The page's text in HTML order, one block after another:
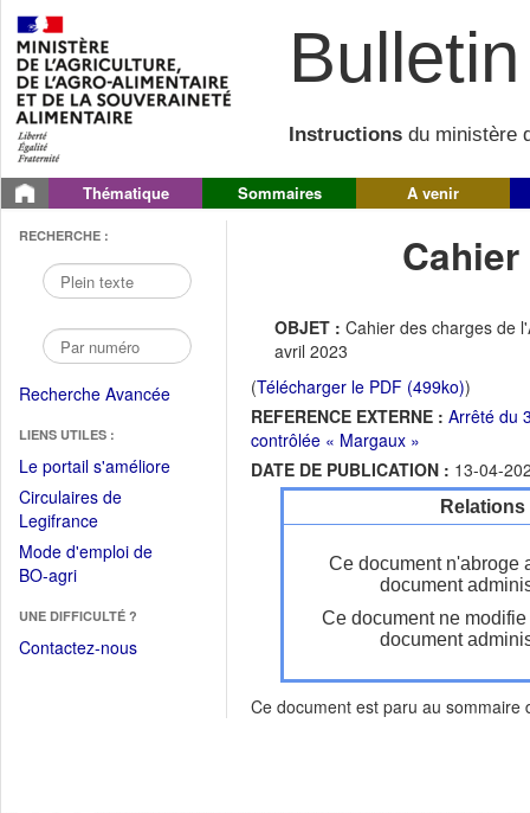
Instructions du ministère
Thématique Sommaires A venir
RECHERCHE :
Recherche Avancée
LIENS UTILES :
Le portail s'améliore(Fichier
Circulaires de
Legifrance(Ouvrir
dans
une
fenêtre)
Mode d'emploi de
BO-agri(Ouvrir
une
nouvelle
UNE DIFFICULTÉ ?
Contactez-nous
OBJET : Cahier des charges de
avril 2023
(Télécharger le PDF (499ko))
REFERENCE EXTERNE : Arrêté du
contrôlée « Margaux »
DATE DE PUBLICATION : 13-04-
Ce document n'abroge
document
Ce document ne
document
Ce document est paru au sommaire